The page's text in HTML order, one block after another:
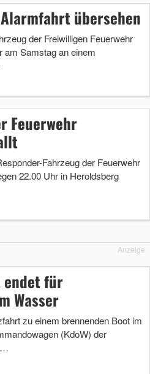
übersehen
der Freiwilligen Feuerwehr
am Samstag an einem
Feuerwehr
Fahrzeug der Feuerwehr
22.00 Uhr in Heroldsberg
Anzeige
endet für
Wasser
zu einem brennenden Boot im
(KdoW) der
…